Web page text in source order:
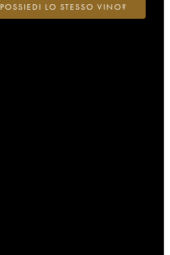
POSSIEDI LO STESSO VINO?